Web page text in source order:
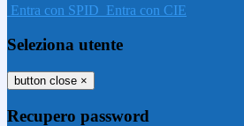
Entra con SPID Entra con CIE
Seleziona utente
button close ×
Recupero password